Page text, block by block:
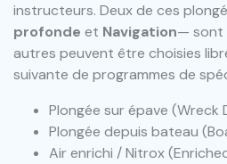
instructeurs. Deux de ces
profonde et Navigation— sont
autres peuvent être choisies
suivante de programmes de
Plongée sur épave (Wreck
Plongée depuis bateau
Air enrichi / Nitrox